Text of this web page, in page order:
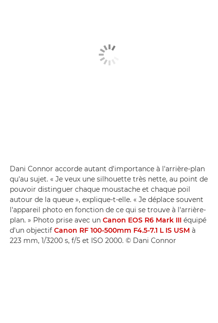
Dani Connor accorde autant d'importance à l'arrière-plan
qu'au sujet. « Je veux une silhouette très nette, au point de
pouvoir distinguer chaque moustache et chaque poil
autour de la queue », explique-t-elle. « Je déplace souvent
l'appareil photo en fonction de ce qui se trouve à l'arrière-
plan. » Photo prise avec un Canon EOS R6 Mark III équipé
d'un objectif Canon RF 100-500mm F4.5-7.1 L IS USM à
223 mm, 1/3200 s, f/5 et ISO 2000. © Dani Connor